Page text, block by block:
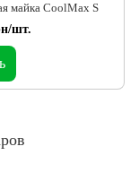
майка CoolMax S
шт.